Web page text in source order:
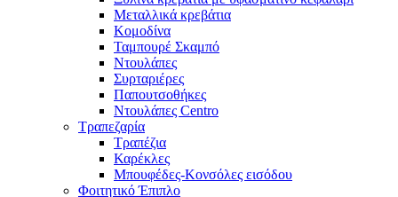
Mεταλλικά κρεβάτια
Κομοδίνα
Ταμπουρέ Σκαμπό
Ντουλάπες
Συρταριέρες
Παπουτσοθήκες
Ντουλάπες Centro
Τραπεζαρία
Τραπέζια
Καρέκλες
Μπουφέδες-Κονσόλες εισόδου
Φοιτητικό Έπιπλο